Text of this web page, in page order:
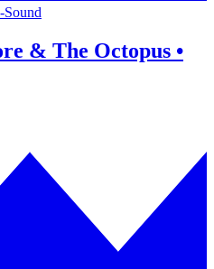
Sound
& The Octopus •